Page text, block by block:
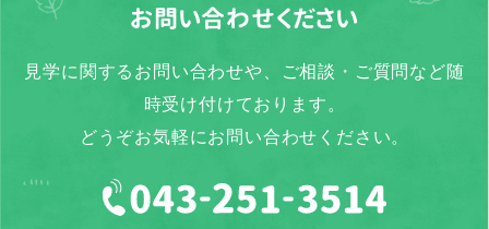
お問い合わせください
見学に関するお問い合わせや、ご相談・ご質問など随
時受け付けております。
どうぞお気軽にお問い合わせください。